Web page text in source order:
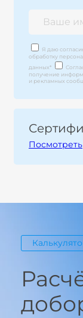
Я даю
обработку
данных*
получение
и рекламных
Посмотреть